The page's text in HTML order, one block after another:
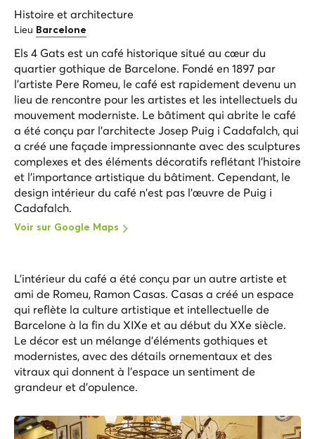
Histoire et architecture
Lieu Barcelone
Els 4 Gats est un café historique situé au cœur du
quartier gothique de Barcelone. Fondé en 1897 par
l'artiste Pere Romeu, le café est rapidement devenu un
lieu de rencontre pour les artistes et les intellectuels du
mouvement moderniste. Le bâtiment qui abrite le café
a été conçu par l'architecte Josep Puig i Cadafalch, qui
a créé une façade impressionnante avec des sculptures
complexes et des éléments décoratifs reflétant l'histoire
et l'importance artistique du bâtiment. Cependant, le
design intérieur du café n'est pas l'œuvre de Puig i
Cadafalch.
Voir sur Google Maps
L'intérieur du café a été conçu par un autre artiste et
ami de Romeu, Ramon Casas. Casas a créé un espace
qui reflète la culture artistique et intellectuelle de
Barcelone à la fin du XIXe et au début du XXe siècle.
Le décor est un mélange d'éléments gothiques et
modernistes, avec des détails ornementaux et des
vitraux qui donnent à l'espace un sentiment de
grandeur et d'opulence.